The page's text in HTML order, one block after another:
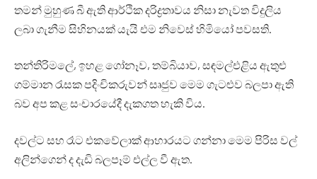
තමන් මුහුණ බී ඇති ආර්ථික දරිද්‍රතාවය නිසා නැවත විදුලිය
ලබා ගැනීම සිහිනයක් යැයි එම නිවෙස් හිමියෝ පවසති.
තන්තිරිමලේ, ඉහළ ගෝනෑව, තම්බියාව, සඳමල්එළිය ඇතුළු
ගම්මාන රැසක පදිංචිකරුවන් සෘජුව මෙම ගැටළුව බලපා ඇති
බව අප කළ සංචාරයේදී දැකගත හැකි විය.
දවල්ට සහ රෑට එකවේලාක් ආහාරයට ගන්නා මෙම පිරිස වල්
අලින්ගෙන් ද දැඩි බලපෑම් එල්ල වී ඇත.